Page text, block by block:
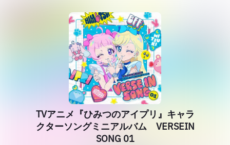
TVアニメ『ひみつのアイプリ』キャラ
クターソングミニアルバム VERSEIN
SONG 01